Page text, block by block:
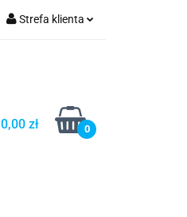
Strefa klienta
Dodaj zgłoszenie
0,00 zł 0